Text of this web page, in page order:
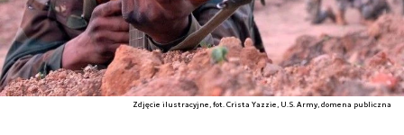
Zdjęcie ilustracyjne, fot. Crista Yazzie, U.S. Army, domena publiczna